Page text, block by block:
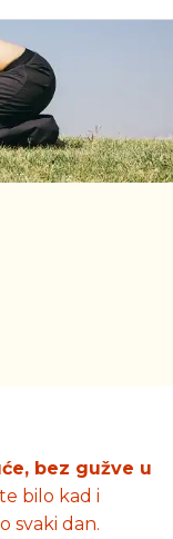
bez gužve u
bilo kad i
svaki dan.